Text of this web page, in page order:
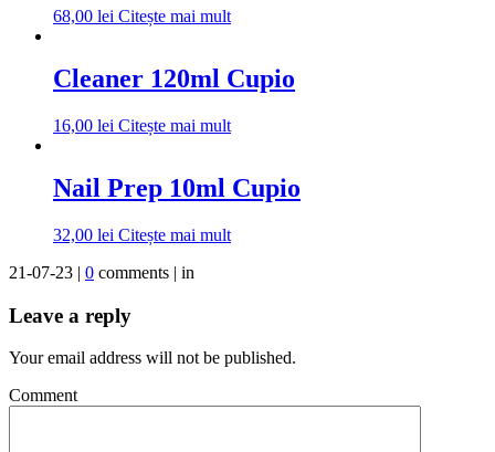
68,00 lei Citește mai mult
Cleaner 120ml Cupio
16,00 lei Citește mai mult
Nail Prep 10ml Cupio
32,00 lei Citește mai mult
21-07-23 | 0 comments | in
Leave a reply
Your email address will not be published.
Comment